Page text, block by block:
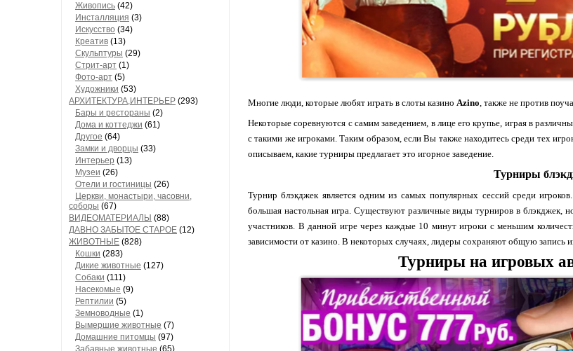
Живопись (42)
Инсталляция (3)
Искусство (34)
Креатив (13)
Скульптуры (29)
Стрит-арт (1)
Фото-арт (5)
Художники (53)
АРХИТЕКТУРА,ИНТЕРЬЕР (293)
Бары и рестораны (2)
Дома и коттеджи (61)
Другое (64)
Замки и дворцы (33)
Интерьер (13)
Музеи (26)
Отели и гостиницы (26)
Церкви, монастыри, часовни,
соборы (67)
ВИДЕОМАТЕРИАЛЫ (88)
ДАВНО ЗАБЫТОЕ СТАРОЕ (12)
ЖИВОТНЫЕ (828)
Кошки (283)
Дикие животные (127)
Собаки (111)
Насекомые (9)
Рептилии (5)
Земноводные (1)
Вымершие животные (7)
Домашние питомцы (97)
Забавные животные (65)
Многие люди, которые любят играть в слоты казино Azino, также не против
Некоторые соревнуются с самим заведением, в лице его крупье, играя в
с такими же игроками. Таким образом, если Вы также находитесь среди тех
описываем, какие турниры предлагает это игорное заведение.
Турниры
Турнир блэкджек является одним из самых популярных сессий среди
большая настольная игра. Существуют различные виды турниров в блэкджек,
участников. В данной игре через каждые 10 минут игроки с меньшим
зависимости от казино. В некоторых случаях, лидеры сохраняют общую запись
Турниры на игровых